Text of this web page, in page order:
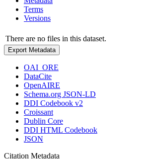
Terms
Versions
There are no files in this dataset.
Export Metadata
OAI_ORE
DataCite
OpenAIRE
Schema.org JSON-LD
DDI Codebook v2
Croissant
Dublin Core
DDI HTML Codebook
JSON
Citation Metadata